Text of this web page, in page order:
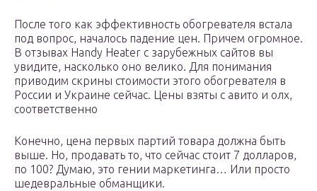
После того как эффективность обогревателя встала
под вопрос, началось падение цен. Причем огромное.
В отзывах Handy Heater с зарубежных сайтов вы
увидите, насколько оно велико. Для понимания
приводим скрины стоимости этого обогревателя в
России и Украине сейчас. Цены взяты с авито и олх,
соответственно
Конечно, цена первых партий товара должна быть
выше. Но, продавать то, что сейчас стоит 7 долларов,
по 100? Думаю, это гении маркетинга… Или просто
шедевральные обманщики.